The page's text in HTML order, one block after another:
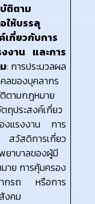
ติตาม
ให้บรรลุ
เกี่ยวกับการ
งาน และการ
: การประมวลผล
ลของบุคลากร
ตามกฎหมาย
ถุประสงค์เกี่ยว
งแรงงาน การ
สวัสดิการเกี่ยว
ยาบาลของผู้มี
าย การคุ้มครอง
ากรถ หรือการ
งคม